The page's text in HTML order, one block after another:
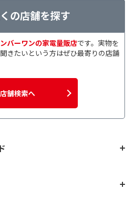
モノラルタイプ
む
角型
で絞り込む
ハンズフリー通話非対
応
り込む
の店舗を探す
バーワンの家電量販店です。実物を
きたいという方はぜひ最寄りの店舗
店舗検索へ